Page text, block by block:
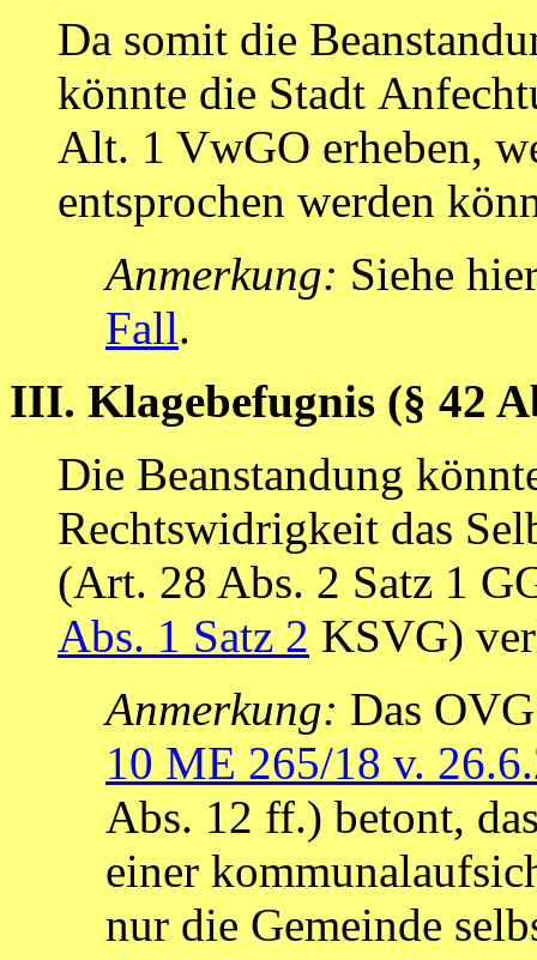
Da somit die
könnte die Stadt
Alt. 1 VwGO erheben,
entsprochen werden
Anmerkung: Siehe
Fall.
III. Klagebefugnis (§ 42
Die Beanstandung
Rechtswidrigkeit das
(Art. 28 Abs. 2 Satz 1
Abs. 1 Satz 2 KSVG)
Anmerkung: Das
10 ME 265/18 v.
Abs. 12 ff.) betont,
einer
nur die Gemeinde